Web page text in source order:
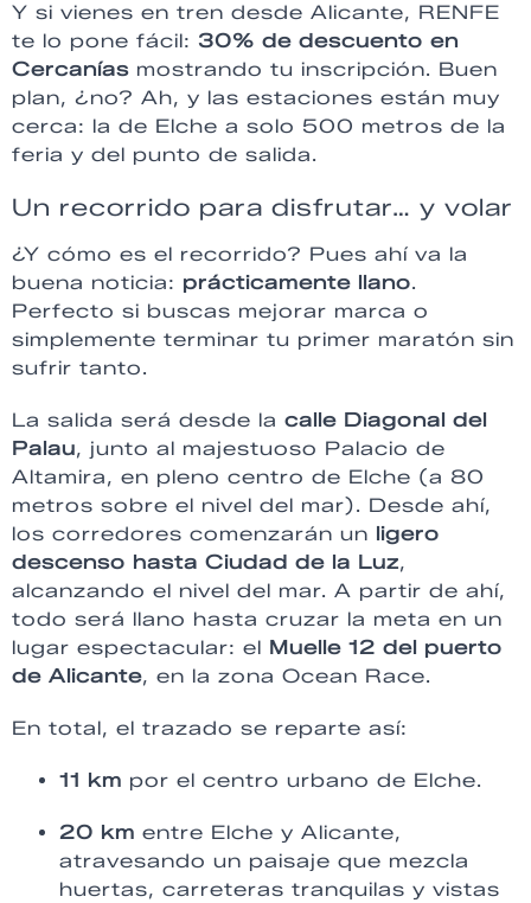
Y si vienes en tren desde Alicante, RENFE
te lo pone fácil: 30% de descuento en
Cercanías mostrando tu inscripción. Buen
plan, ¿no? Ah, y las estaciones están muy
cerca: la de Elche a solo 500 metros de la
feria y del punto de salida.
Un recorrido para disfrutar… y volar
¿Y cómo es el recorrido? Pues ahí va la
buena noticia: prácticamente llano.
Perfecto si buscas mejorar marca o
simplemente terminar tu primer maratón sin
sufrir tanto.
La salida será desde la calle Diagonal del
Palau, junto al majestuoso Palacio de
Altamira, en pleno centro de Elche (a 80
metros sobre el nivel del mar). Desde ahí,
los corredores comenzarán un ligero
descenso hasta Ciudad de la Luz,
alcanzando el nivel del mar. A partir de ahí,
todo será llano hasta cruzar la meta en un
lugar espectacular: el Muelle 12 del puerto
de Alicante, en la zona Ocean Race.
En total, el trazado se reparte así:
11 km por el centro urbano de Elche.
20 km entre Elche y Alicante,
atravesando un paisaje que mezcla
huertas, carreteras tranquilas y vistas